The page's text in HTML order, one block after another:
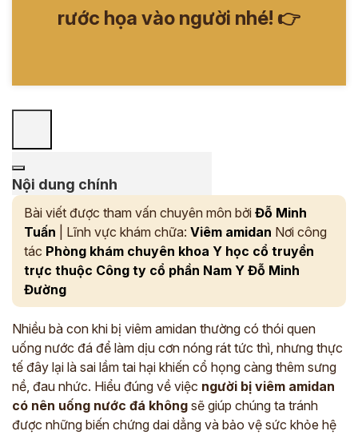
rước họa vào người nhé! 👉
Nội dung chính
Bài viết được tham vấn chuyên môn bởi Đỗ Minh
Tuấn | Lĩnh vực khám chữa: Viêm amidan Nơi công
tác Phòng khám chuyên khoa Y học cổ truyền
trực thuộc Công ty cổ phần Nam Y Đỗ Minh
Đường
Nhiều bà con khi bị viêm amidan thường có thói quen
uống nước đá để làm dịu cơn nóng rát tức thì, nhưng thực
tế đây lại là sai lầm tai hại khiến cổ họng càng thêm sưng
nề, đau nhức. Hiểu đúng về việc người bị viêm amidan
có nên uống nước đá không sẽ giúp chúng ta tránh
được những biến chứng dai dẳng và bảo vệ sức khỏe hệ